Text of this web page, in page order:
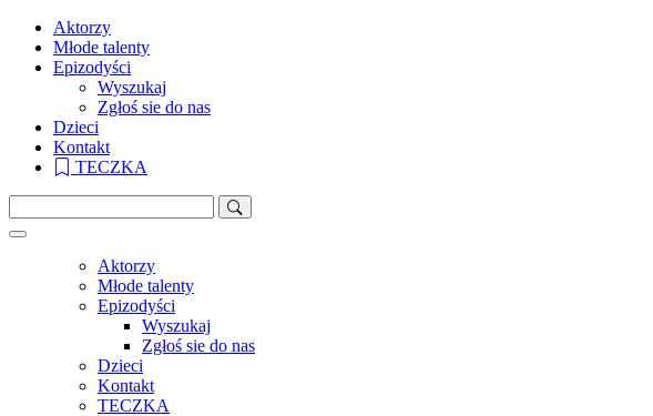
Aktorzy
Młode talenty
Epizodyści
Wyszukaj
Zgłoś sie do nas
Dzieci
Kontakt
TECZKA
Aktorzy
Młode talenty
Epizodyści
Wyszukaj
Zgłoś sie do nas
Dzieci
Kontakt
TECZKA